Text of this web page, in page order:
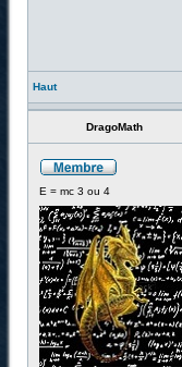
Haut
DragoMath
E = mc 3 ou 4